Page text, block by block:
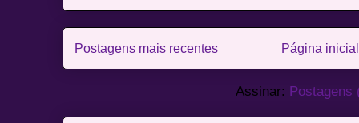
Postagens mais recentes Página inicial
Assinar: Postagens